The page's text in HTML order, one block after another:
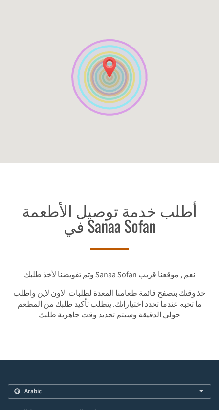
أطلب خدمة توصيل الأطعمة
في Sanaa Sofan
وتم تفويضنا لأخذ طلبك Sanaa Sofan نعم , موقعنا قريب
خذ وقتك بتصفح قائمة طعامنا المعدة لطلبات الاون لاين واطلب
ما تحبه عندما تحدد اختياراتك. يتطلب تأكيد طلبك من المطعم
حولي الدقيقة وسيتم تحديد وقت جاهزية طلبك